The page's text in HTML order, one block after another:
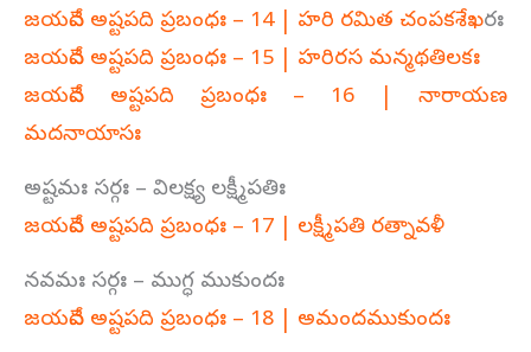
జయదేవ అష్టపది ప్రబంధః – 14 | హరి రమిత చంపకశేఖరః
జయదేవ అష్టపది ప్రబంధః – 15 | హరిరస మన్మథతిలకః
జయదేవ అష్టపది ప్రబంధః – 16 | నారాయణ
మదనాయాసః
అష్టమః సర్గః – విలక్ష్య లక్ష్మీపతిః
జయదేవ అష్టపది ప్రబంధః – 17 | లక్ష్మీపతి రత్నావళీ
నవమః సర్గః – ముగ్ధ ముకుందః
జయదేవ అష్టపది ప్రబంధః – 18 | అమందముకుందః